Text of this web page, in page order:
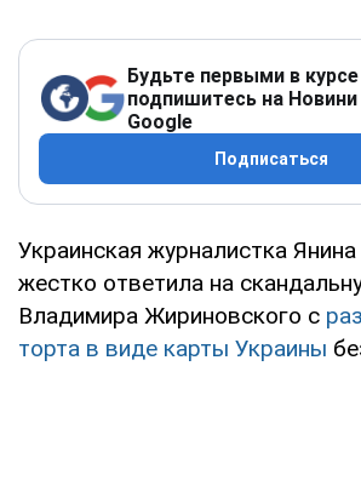
Будьте первыми в
подпишитесь на Новини
Google
Подписаться
Украинская журналистка
жестко ответила на
Владимира Жириновского с
торта в виде карты Украины